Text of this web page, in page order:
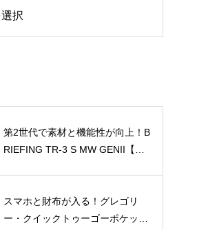
第2世代で素材と機能性が向上！B
RIEFING TR-3 S MW GENII【レ
スマホと財布が入る！グレゴリ
ー・クイックトゥーゴーポケット